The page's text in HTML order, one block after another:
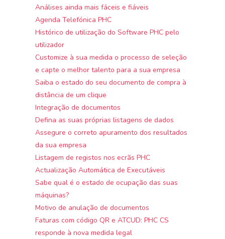
Análises ainda mais fáceis e fiáveis
Agenda Telefónica PHC
Histórico de utilização do Software PHC pelo
utilizador
Customize à sua medida o processo de seleção
e capte o melhor talento para a sua empresa
Saiba o estado do seu documento de compra à
distância de um clique
Integração de documentos
Defina as suas próprias listagens de dados
Assegure o correto apuramento dos resultados
da sua empresa
Listagem de registos nos ecrãs PHC
Actualização Automática de Executáveis
Sabe qual é o estado de ocupação das suas
máquinas?
Motivo de anulação de documentos
Faturas com código QR e ATCUD: PHC CS
responde à nova medida legal